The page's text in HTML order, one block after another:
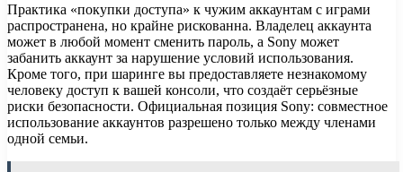
Практика «покупки доступа» к чужим аккаунтам с играми
распространена, но крайне рискованна. Владелец аккаунта
может в любой момент сменить пароль, а Sony может
забанить аккаунт за нарушение условий использования.
Кроме того, при шаринге вы предоставляете незнакомому
человеку доступ к вашей консоли, что создаёт серьёзные
риски безопасности. Официальная позиция Sony: совместное
использование аккаунтов разрешено только между членами
одной семьи.